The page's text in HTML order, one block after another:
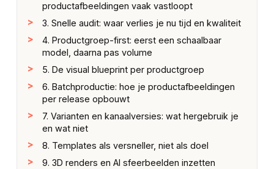
productafbeeldingen vaak vastloopt
3. Snelle audit: waar verlies je nu tijd en kwaliteit
4. Productgroep-first: eerst een schaalbaar
model, daarna pas volume
5. De visual blueprint per productgroep
6. Batchproductie: hoe je productafbeeldingen
per release opbouwt
7. Varianten en kanaalversies: wat hergebruik je
en wat niet
8. Templates als versneller, niet als doel
9. 3D renders en AI sfeerbeelden inzetten